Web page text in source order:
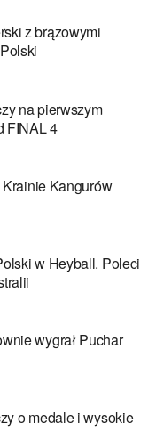
z brązowymi
na pierwszym
FINAL 4
Kangurów
w Heyball. Poleci
wygrał Puchar
o medale i wysokie